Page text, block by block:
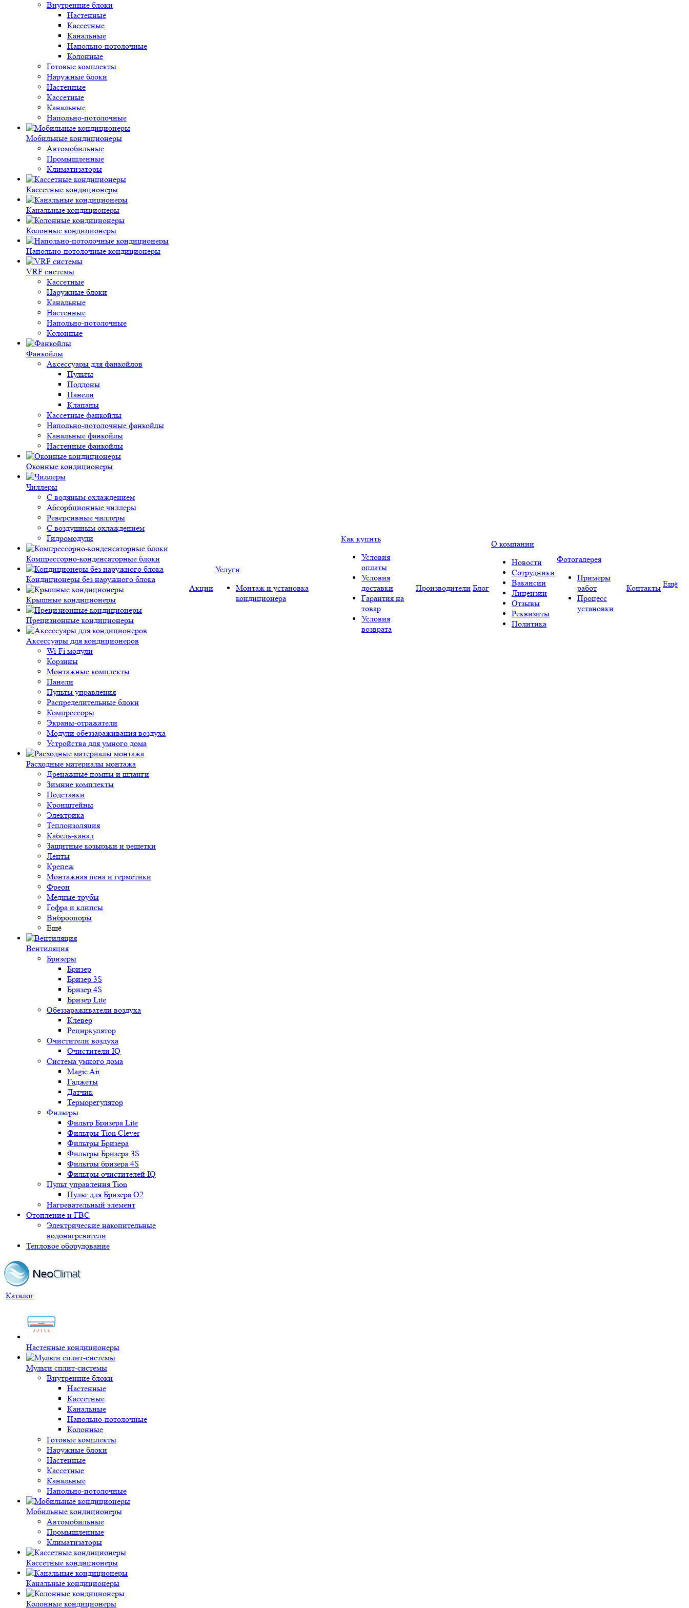
Внутренние блоки
Настенные
Кассетные
Канальные
Напольно-потолочные
Колонные
Готовые комплекты
Наружные блоки
Настенные
Кассетные
Канальные
Напольно-потолочные
Мобильные кондиционеры
Автомобильные
Промышленные
Климатизаторы
Кассетные кондиционеры
Канальные кондиционеры
Колонные кондиционеры
Напольно-потолочные кондиционеры
VRF системы
Кассетные
Наружные блоки
Канальные
Настенные
Напольно-потолочные
Колонные
Фанкойлы
Аксессуары для фанкойлов
Пульты
Поддоны
Панели
Клапаны
Кассетные фанкойлы
Напольно-потолочные фанкойлы
Канальные фанкойлы
Настенные фанкойлы
Оконные кондиционеры
Чиллеры
С водяным охлаждением
Абсорбционные чиллеры
Реверсивные чиллеры
С воздушным охлаждением
Гидромодули
Компрессорно-конденсаторные блоки
Кондиционеры без наружного блока
Крышные кондиционеры
Прецизионные кондиционеры
Аксессуары для кондиционеров
Wi-Fi модули
Корзины
Монтажные комплекты
Панели
Пульты управления
Распределительные блоки
Компрессоры
Экраны-отражатели
Модули обеззараживания воздуха
Устройства для умного дома
Расходные материалы монтажа
Дренажные помпы и шланги
Зимние комплекты
Подставки
Кронштейны
Электрика
Теплоизоляция
Кабель-канал
Защитные козырьки и решетки
Ленты
Крепеж
Монтажная пена и герметики
Фреон
Медные трубы
Гофра и клипсы
Виброопоры
Ещё
Вентиляция
Бризеры
Бризер
Бризер 3S
Бризер 4S
Бризер Lite
Обеззараживатели воздуха
Клевер
Рециркулятор
Очистители воздуха
Очистители IQ
Система умного дома
Magic Air
Гаджеты
Датчик
Терморегулятор
Фильтры
Фильтр Бризера Lite
Фильтры Tion Clever
Фильтры Бризера
Фильтры Бризера 3S
Фильтры бризера 4S
Фильтры очистителей IQ
Пульт управления Tion
Пульт для Бризера O2
Нагревательный элемент
Отопление и ГВС
Электрические накопительные
водонагреватели
Тепловое оборудование
Акции
Услуги
Монтаж и установка
кондиционера
Как купить
Условия
оплаты
Условия
доставки
Гарантия на
товар
Условия
возврата
Производители Блог
О компании
Новости
Сотрудники
Вакансии
Лицензии
Отзывы
Реквизиты
Политика
Фотогалерея
Примеры
работ
Процесс
установки
Контакты Ещё
Каталог
Настенные кондиционеры
Мульти сплит-системы
Внутренние блоки
Настенные
Кассетные
Канальные
Напольно-потолочные
Колонные
Готовые комплекты
Наружные блоки
Настенные
Кассетные
Канальные
Напольно-потолочные
Мобильные кондиционеры
Автомобильные
Промышленные
Климатизаторы
Кассетные кондиционеры
Канальные кондиционеры
Колонные кондиционеры